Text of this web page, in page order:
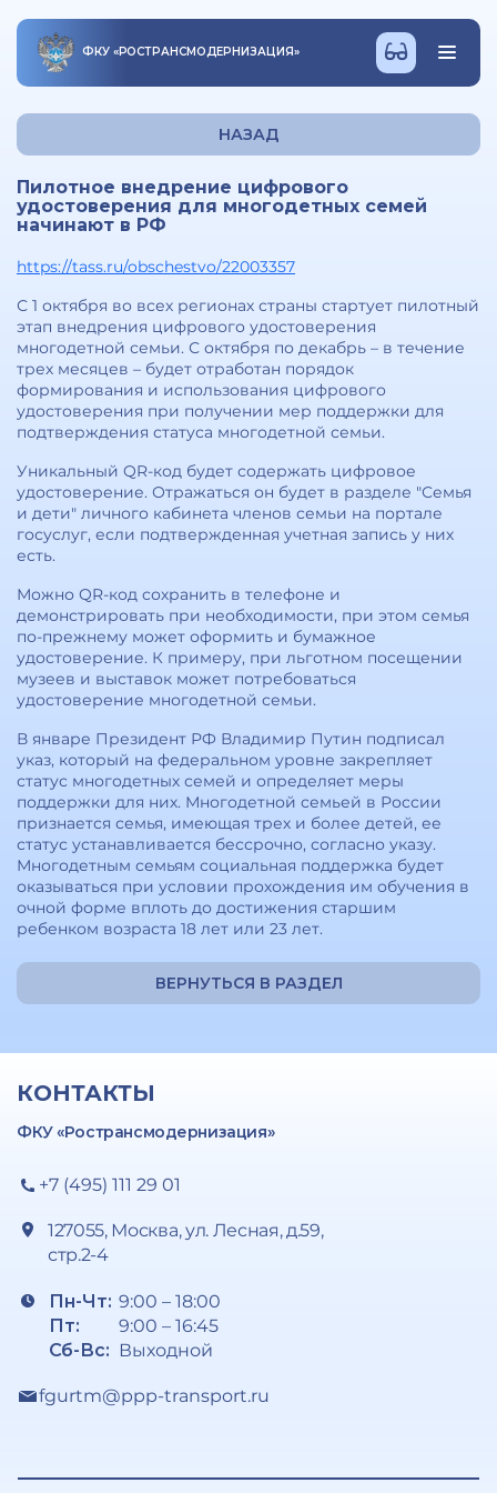
ФКУ «РОСТРАНСМОДЕРНИЗАЦИЯ»
НАЗАД
Пилотное внедрение цифрового
удостоверения для многодетных семей
начинают в РФ
https://tass.ru/obschestvo/22003357
С 1 октября во всех регионах страны стартует пилотный
этап внедрения цифрового удостоверения
многодетной семьи. С октября по декабрь – в течение
трех месяцев – будет отработан порядок
формирования и использования цифрового
удостоверения при получении мер поддержки для
подтверждения статуса многодетной семьи.
Уникальный QR-код будет содержать цифровое
удостоверение. Отражаться он будет в разделе "Семья
и дети" личного кабинета членов семьи на портале
госуслуг, если подтвержденная учетная запись у них
есть.
Можно QR-код сохранить в телефоне и
демонстрировать при необходимости, при этом семья
по-прежнему может оформить и бумажное
удостоверение. К примеру, при льготном посещении
музеев и выставок может потребоваться
удостоверение многодетной семьи.
В январе Президент РФ Владимир Путин подписал
указ, который на федеральном уровне закрепляет
статус многодетных семей и определяет меры
поддержки для них. Многодетной семьей в России
признается семья, имеющая трех и более детей, ее
статус устанавливается бессрочно, согласно указу.
Многодетным семьям социальная поддержка будет
оказываться при условии прохождения им обучения в
очной форме вплоть до достижения старшим
ребенком возраста 18 лет или 23 лет.
ВЕРНУТЬСЯ В РАЗДЕЛ
КОНТАКТЫ
ФКУ «Ространсмодернизация»
+7 (495) 111 29 01
127055, Москва, ул. Лесная, д.59,
стр.2-4
Пн-Чт:
Пт:
Сб-Вс:
9:00 – 18:00
9:00 – 16:45
Выходной
fgurtm@ppp-transport.ru